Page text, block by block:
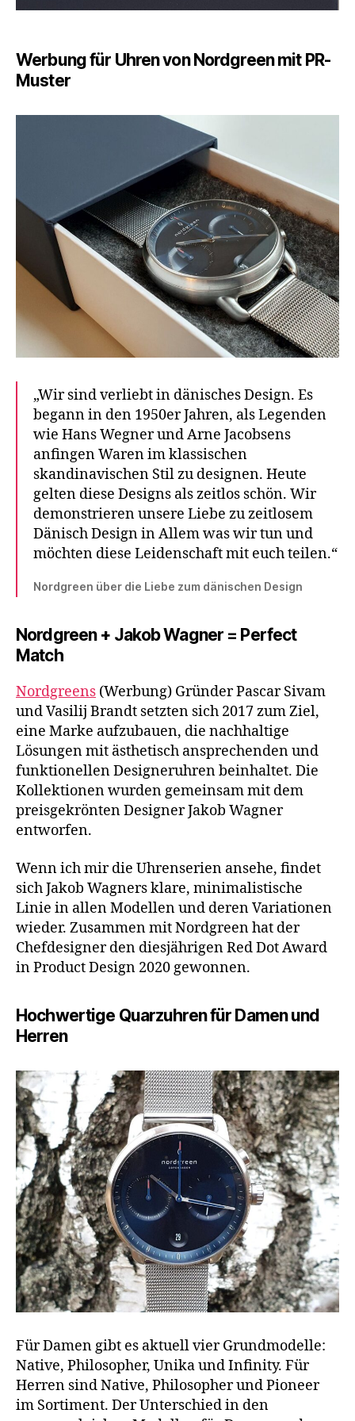
Werbung für Uhren von Nordgreen mit PR-
Muster
„Wir sind verliebt in dänisches Design. Es
begann in den 1950er Jahren, als Legenden
wie Hans Wegner und Arne Jacobsens
anfingen Waren im klassischen
skandinavischen Stil zu designen. Heute
gelten diese Designs als zeitlos schön. Wir
demonstrieren unsere Liebe zu zeitlosem
Dänisch Design in Allem was wir tun und
möchten diese Leidenschaft mit euch teilen.“
Nordgreen über die Liebe zum dänischen Design
Nordgreen + Jakob Wagner = Perfect
Match
Nordgreens (Werbung) Gründer Pascar Sivam
und Vasilij Brandt setzten sich 2017 zum Ziel,
eine Marke aufzubauen, die nachhaltige
Lösungen mit ästhetisch ansprechenden und
funktionellen Designeruhren beinhaltet. Die
Kollektionen wurden gemeinsam mit dem
preisgekrönten Designer Jakob Wagner
entworfen.
Wenn ich mir die Uhrenserien ansehe, findet
sich Jakob Wagners klare, minimalistische
Linie in allen Modellen und deren Variationen
wieder. Zusammen mit Nordgreen hat der
Chefdesigner den diesjährigen Red Dot Award
in Product Design 2020 gewonnen.
Hochwertige Quarzuhren für Damen und
Herren
Für Damen gibt es aktuell vier Grundmodelle:
Native, Philosopher, Unika und Infinity. Für
Herren sind Native, Philosopher und Pioneer
im Sortiment. Der Unterschied in den